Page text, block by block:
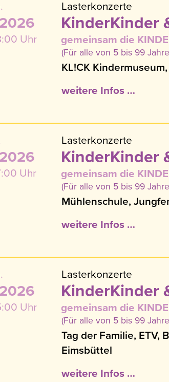
Uhr
Lasterkonzerte
KinderKinder
gemeinsam die
(Für alle von 5 bis 99
KL!CK
weitere Infos …
Uhr
Lasterkonzerte
KinderKinder
gemeinsam die
(Für alle von 5 bis 99
Mühlenschule,
weitere Infos …
Uhr
Lasterkonzerte
KinderKinder
gemeinsam die
(Für alle von 5 bis 99
Tag der Familie, ETV,
Eimsbüttel
weitere Infos …